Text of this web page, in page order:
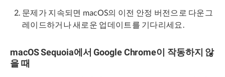
문제가 지속되면 macOS의 이전 안정 버전으로 다운그
레이드하거나 새로운 업데이트를 기다리세요.
macOS Sequoia에서 Google Chrome이 작동하지 않
을 때